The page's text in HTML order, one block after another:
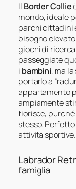
Il Border Collie
mondo, ideale
parchi cittadini
bisogno
giochi di
passeggiate
i bambini, ma
portarlo a
appartamento
ampiamente
fiorisce, purché
stesso.
attività sportive.
Labrador
famiglia